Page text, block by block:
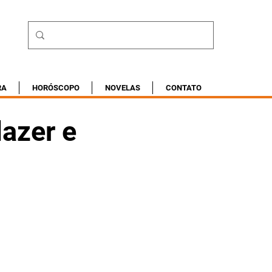
HORÓSCOPO NOVELAS CONTATO
e